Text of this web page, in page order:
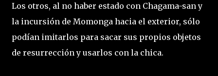
Los otros, al no haber estado con Chagama-san y
la incursión de Momonga hacia el exterior, sólo
podían imitarlos para sacar sus propios objetos
de resurrección y usarlos con la chica.